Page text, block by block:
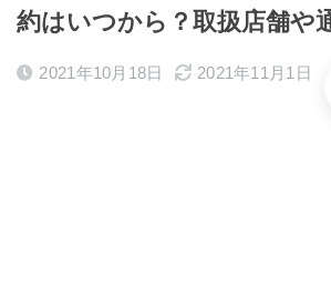
約はいつから？取扱店舗や
2021年10月18日 2021年11月1日